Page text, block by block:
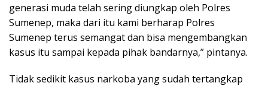
generasi muda telah sering diungkap oleh Polres
Sumenep, maka dari itu kami berharap Polres
Sumenep terus semangat dan bisa mengembangkan
kasus itu sampai kepada pihak bandarnya,” pintanya.
Tidak sedikit kasus narkoba yang sudah tertangkap